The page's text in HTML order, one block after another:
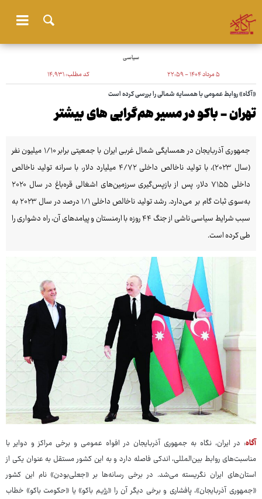
سیاسی
۵ مرداد ۱۴۰۴ - ۲۲:۵۹ کد مطلب:۱۴٬۹۳۱
«آگاه» روابط عمومی با همسایه شمالی را بررسی کرده است
تهران - باکو در مسیر هم‌گرایی های بیشتر
جمهوری آذربایجان در همسایگی شمال غربی ایران با جمعیتی برابر ۱/۱۰ میلیون نفر
(سال ۲۰۲۳)، با تولید ناخالص داخلی ۴/۷۲ میلیارد دلار، با سرانه تولید ناخالص
داخلی ۷۱۵۵ دلار، پس از بازپس‌گیری سرزمین‌های اشغالی قره‌باغ در سال ۲۰۲۰
به‌سوی ثبات گام بر می‌دارد. رشد تولید ناخالص داخلی ۱/۱ درصد در سال ۲۰۲۳ به
سبب شرایط سیاسی ناشی از جنگ ۴۴ روزه با ارمنستان و پیامدهای آن، راه دشواری را
طی کرده است.
آگاه: در ایران، نگاه به جمهوری آذربایجان در افواه عمومی و برخی مراکز و دوایر با
مناسبت‌های روابط بین‌المللی، اندکی فاصله دارد و به این کشور مستقل به عنوان یکی از
استان‌های ایران نگریسته می‌شد. در برخی رسانه‌ها بر «جعلی‌بودن» نام این کشور
«جمهوری آذربایجان»، پافشاری و برخی دیگر آن را «رژیم باکو» یا «حکومت باکو» خطاب